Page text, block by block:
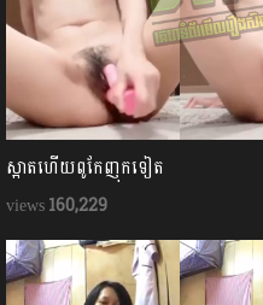
ស្អាតហើយពូកែញុកទៀត
160,229